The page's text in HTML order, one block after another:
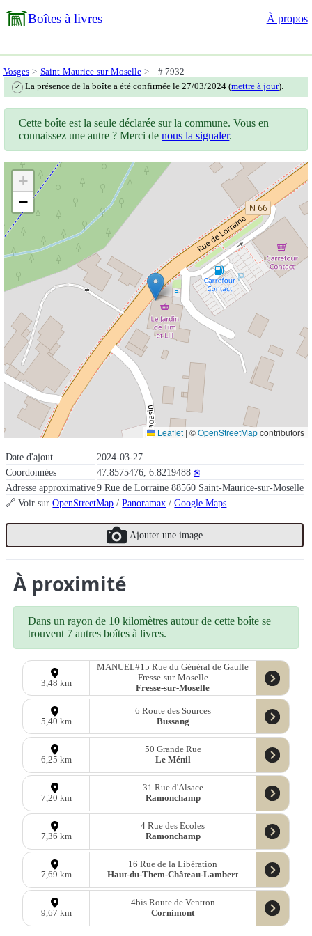
Boîtes à livres À propos
Vosges Saint-Maurice-sur-Moselle # 7932
✓ La présence de la boîte a été confirmée le 27/03/2024 (mettre à jour).
Date d'ajout
2024-03-27
Coordonnées
47.8575476, 6.8219488 ⎘
Adresse approximative9 Rue de Lorraine 88560 Saint-Maurice-sur-Moselle
🔗 Voir surOpenStreetMap /Panoramax /Google Maps
Ajouter une image
Cette boîte est la seule déclarée sur la commune. Vous en
connaissez une autre ? Merci denous la signaler.
+
−
Leaflet | ©OpenStreetMapcontributors
À proximité
Dans un rayon de 10 kilomètres autour de cette boîte se
trouvent 7 autres boîtes à livres.
3,48 km
MANUEL#15 Rue du Général de Gaulle
Fresse-sur-Moselle
Fresse-sur-Moselle
5,40 km
6 Route des Sources
Bussang
6,25 km
50 Grande Rue
Le Ménil
7,20 km
31 Rue d'Alsace
Ramonchamp
7,36 km
4 Rue des Ecoles
Ramonchamp
7,69 km
16 Rue de la Libération
Haut-du-Them-Château-Lambert
9,67 km
4bis Route de Ventron
Cornimont